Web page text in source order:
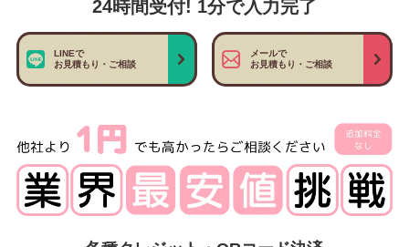
24時間受付! 1分で入力完了
LINEで
お見積もり・ご相談
メールで
お見積もり・ご相談